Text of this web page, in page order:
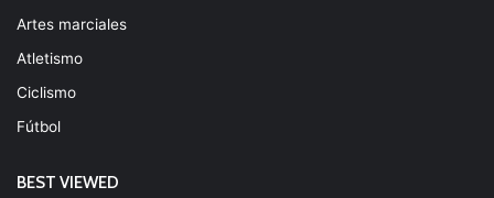
Artes marciales
Atletismo
Ciclismo
Fútbol
BEST VIEWED